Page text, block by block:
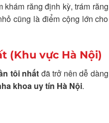
răng định kỳ, trám răng
cũng là điểm cộng lớn cho
(Khu vực Hà Nội)
tôi nhất đã trở nên dễ dàng
khoa uy tín Hà Nội.